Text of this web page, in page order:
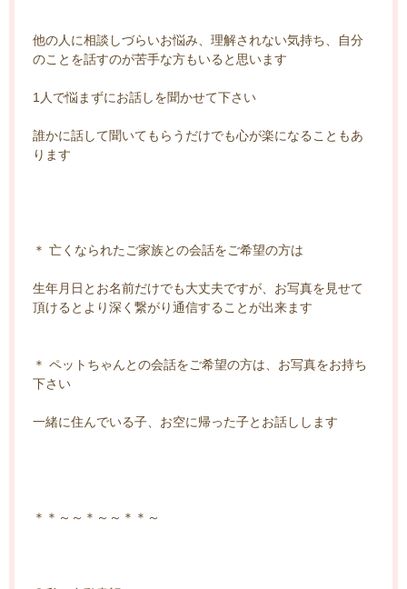
他の人に相談しづらいお悩み、理解されない気持ち、自分
のことを話すのが苦手な方もいると思います
1人で悩まずにお話しを聞かせて下さい
誰かに話して聞いてもらうだけでも心が楽になることもあ
ります
＊ 亡くなられたご家族との会話をご希望の方は
生年月日とお名前だけでも大丈夫ですが、お写真を見せて
頂けるとより深く繋がり通信することが出来ます
＊ ペットちゃんとの会話をご希望の方は、お写真をお持ち
下さい
一緒に住んでいる子、お空に帰った子とお話しします
＊＊～～＊～～＊＊～